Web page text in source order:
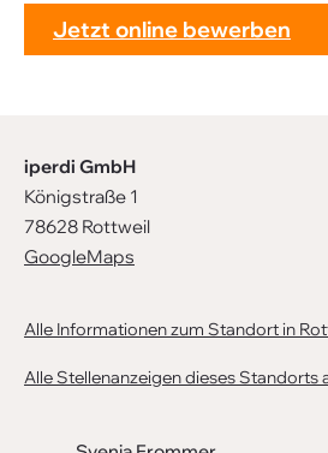
Jetzt online bewerben
iperdi GmbH
Königstraße 1
78628 Rottweil
GoogleMaps
Alle Informationen zum Standort in
Alle Stellenanzeigen dieses Standorts